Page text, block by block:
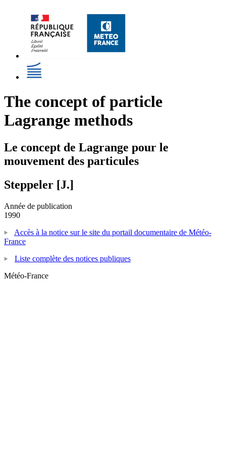
The concept of particle
Lagrange methods
Le concept de Lagrange pour le
mouvement des particules
Steppeler [J.]
Année de publication
1990
Accès à la notice sur le site du portail documentaire de Météo-
France
Liste complète des notices publiques
Météo-France